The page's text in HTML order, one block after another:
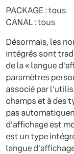
PACKAGE : tous
CANAL : tous
Désormais, les
intégrés sont
de la « langue
paramètres
associé par
champs et à des
pas
d'affichage est
est un type
langue